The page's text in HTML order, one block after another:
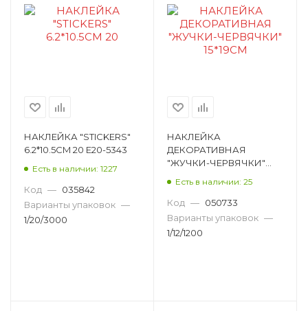
НАКЛЕЙКА "STICKERS"
6.2*10.5CM 20 E20-5343
Есть в наличии: 1227
Код — 035842
Варианты упаковок —
1/20/3000
НАКЛЕЙКА
ДЕКОРАТИВНАЯ
"ЖУЧКИ-ЧЕРВЯЧКИ"
Есть в наличии: 25
Код — 050733
Варианты упаковок —
1/12/1200